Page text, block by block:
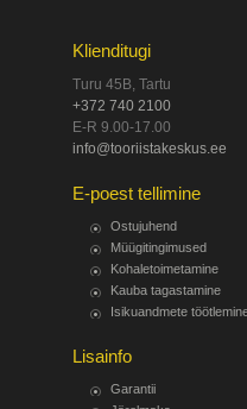
Klienditugi
Turu 45B, Tartu
+372 740 2100
E-R 9.00-17.00
info@tooriistakeskus.ee
E-poest tellimine
Ostujuhend
Müügitingimused
Kohaletoimetamine
Kauba tagastamine
Isikuandmete
Lisainfo
Garantii